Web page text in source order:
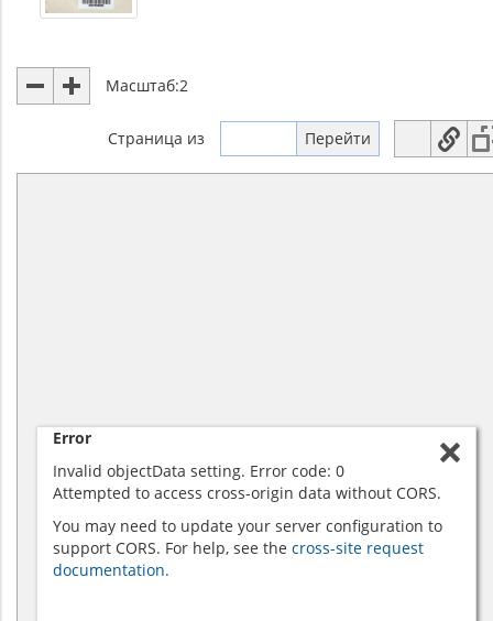
Масштаб:2
Страница из
Error
Invalid objectData setting. Error code: 0
Attempted to access cross-origin data without CORS.
You may need to update your server configuration to
support CORS. For help, see the cross-site request
documentation.